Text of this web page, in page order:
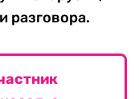
разговора.